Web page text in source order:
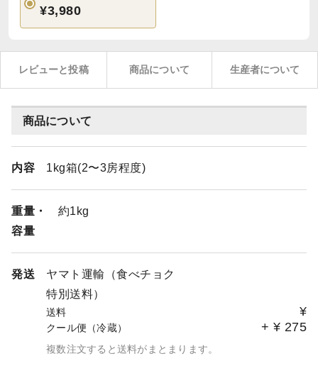
¥3,980
レビューと投稿 商品について 生産者について
商品について
内容 1kg箱(2〜3房程度)
重量・
容量
約1kg
発送
ヤマト運輸（食べチョク
特別送料）
送料 ¥
クール便（冷蔵） + ¥ 275
複数注文すると送料がまとまります。